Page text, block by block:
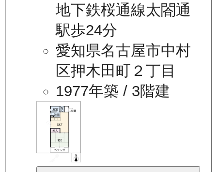
地下鉄桜通線太閤通
駅歩24分
愛知県名古屋市中村
区押木田町２丁目
1977年築 / 3階建